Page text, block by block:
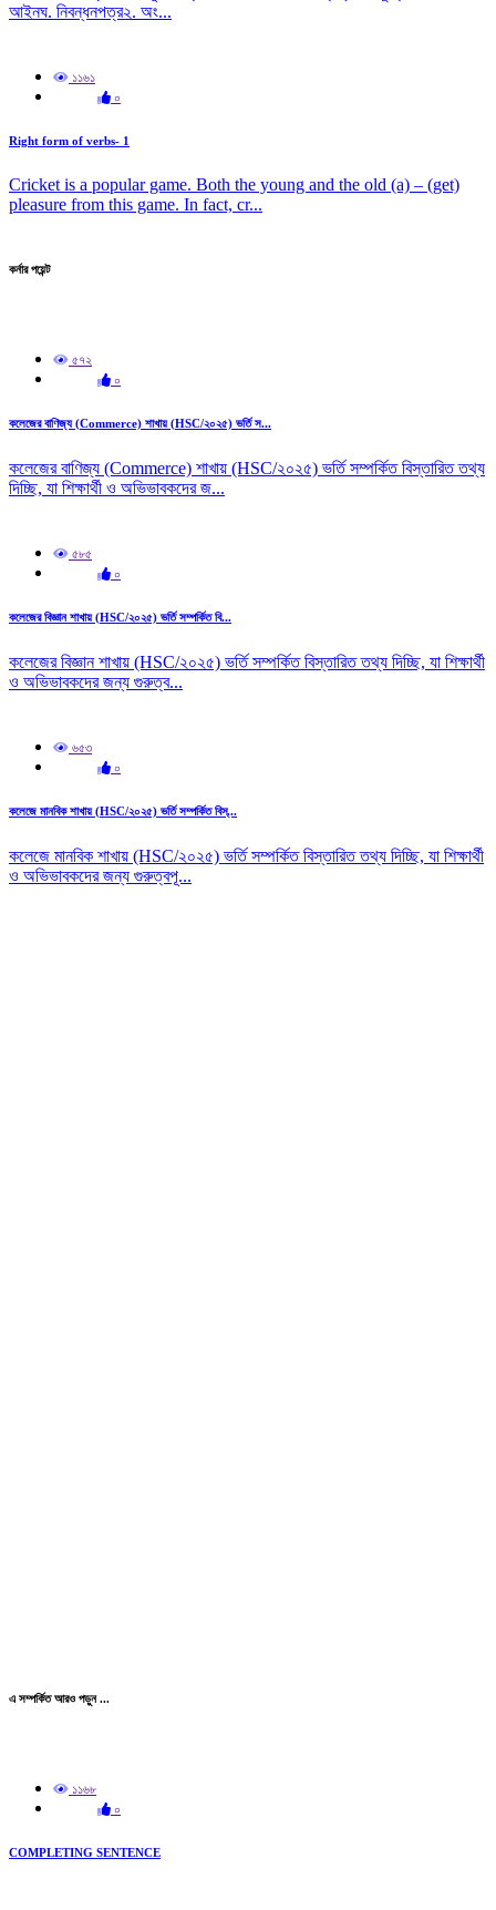
আইনঘ. নিবন্ধনপত্র২. অং...
১১৬১
০
Right form of verbs- 1
Cricket is a popular game. Both the young and the old (a) – (get)
pleasure from this game. In fact, cr...
কর্নার পয়েন্ট
৫৭২
০
কলেজের বাণিজ্য (Commerce) শাখায় (HSC/২০২৫) ভর্তি স...
কলেজের বাণিজ্য (Commerce) শাখায় (HSC/২০২৫) ভর্তি সম্পর্কিত বিস্তারিত তথ্য
দিচ্ছি, যা শিক্ষার্থী ও অভিভাবকদের জ...
৫৮৫
০
কলেজের বিজ্ঞান শাখায় (HSC/২০২৫) ভর্তি সম্পর্কিত বি...
কলেজের বিজ্ঞান শাখায় (HSC/২০২৫) ভর্তি সম্পর্কিত বিস্তারিত তথ্য দিচ্ছি, যা শিক্ষার্থী
ও অভিভাবকদের জন্য গুরুত্ব...
৬৫৩
০
কলেজে মানবিক শাখায় (HSC/২০২৫) ভর্তি সম্পর্কিত বিস্...
কলেজে মানবিক শাখায় (HSC/২০২৫) ভর্তি সম্পর্কিত বিস্তারিত তথ্য দিচ্ছি, যা শিক্ষার্থী
ও অভিভাবকদের জন্য গুরুত্বপূ...
এ সম্পর্কিত আরও পড়ুন ...
১১৬৮
০
COMPLETING SENTENCE